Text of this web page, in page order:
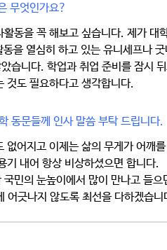
무엇인가요?
동을 꼭 해보고 싶습니다. 제가 대
을 열심히 하고 있는 유니세프나
습니다. 학업과 취업 준비를 잠시
것도 필요하다고 생각합니다.
동문들께 인사 말씀 부탁 드립니다.
없어지고 이제는 삶의 무게가 어깨
기 내어 항상 비상하셨으면 합니다.
민의 눈높이에서 많이 만나고 들
어긋나지 않도록 최선을 다하겠습니